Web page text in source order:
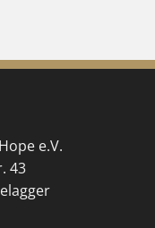
e.V.
43